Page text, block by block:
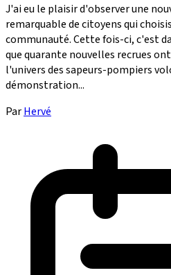
J'ai eu le plaisir d'observer une
remarquable de citoyens qui
communauté. Cette fois-ci, c'est
que quarante nouvelles recrues
l'univers des sapeurs-pompiers
démonstration...
ParHervé